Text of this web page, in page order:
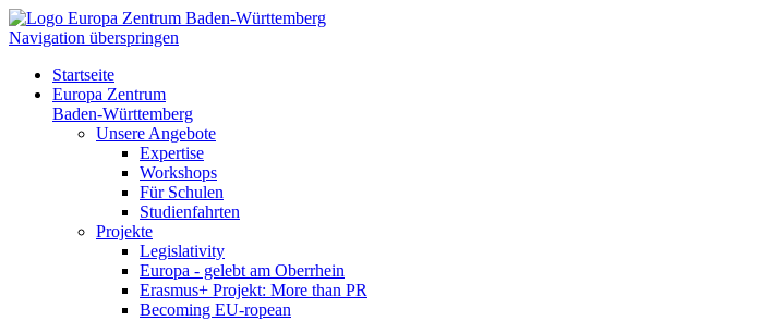
Navigation überspringen
Startseite
Europa Zentrum
Baden-Württemberg
Unsere Angebote
Expertise
Workshops
Für Schulen
Studienfahrten
Projekte
Legislativity
Europa - gelebt am Oberrhein
Erasmus+ Projekt: More than PR
Becoming EU-ropean